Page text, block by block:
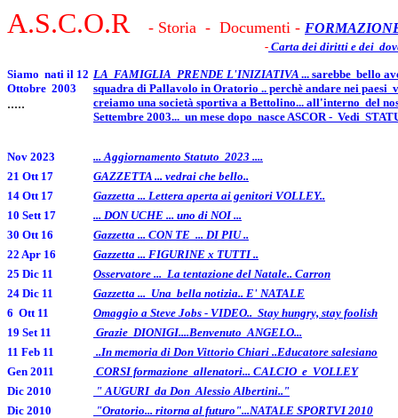
A.S.C.O.R - Storia - Documenti -
- Carta dei diritti e dei
Siamo nati il 12
Ottobre 2003
.....
LA FAMIGLIA PRENDE L'INIZIATIVA ... sarebbe bello
squadra di Pallavolo in Oratorio .. perchè andare nei paesi
creiamo una società sportiva a Bettolino... all'interno del
Settembre 2003... un mese dopo nasce ASCOR - Vedi
Nov 2023
... Aggiornamento Statuto 2023 ....
21 Ott 17
GAZZETTA ... vedrai che bello..
14 Ott 17
Gazzetta ... Lettera aperta ai genitori VOLLEY..
10 Sett 17
... DON UCHE ... uno di NOI ...
30 Ott 16
Gazzetta ... CON TE ... DI PIU ..
22 Apr 16
Gazzetta ... FIGURINE x TUTTI ..
25 Dic 11
Osservatore ... La tentazione del Natale.. Carron
24 Dic 11
Gazzetta ... Una bella notizia.. E' NATALE
6 Ott 11
Omaggio a Steve Jobs - VIDEO.. Stay hungry, stay foolish
19 Set 11
Grazie DIONIGI....Benvenuto ANGELO...
11 Feb 11
..In memoria di Don Vittorio Chiari ..Educatore salesiano
Gen 2011
CORSI formazione allenatori... CALCIO e VOLLEY
Dic 2010
" AUGURI da Don Alessio Albertini.."
Dic 2010
"Oratorio... ritorna al futuro"...NATALE SPORTVI 2010